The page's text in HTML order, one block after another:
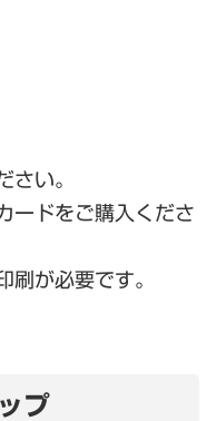
さい。
ードをご購入くださ
が必要です。
プ